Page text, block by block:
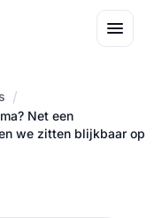
/
Net een
we zitten blijkbaar op